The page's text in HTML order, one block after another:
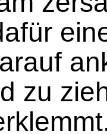
zu